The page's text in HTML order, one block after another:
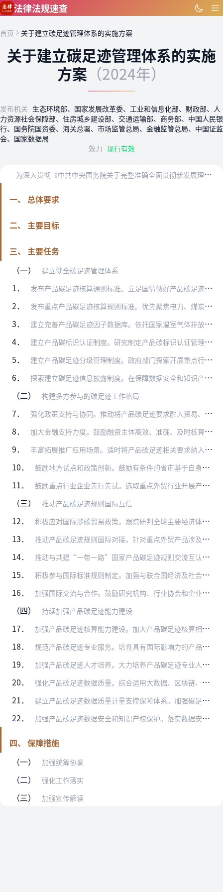
跳到主要内容
法律法规速查
首页 关于建立碳足迹管理体系的实施方案
关于建立碳足迹管理体系的实施
方案 （2024年）
发布机关 生态环境部、国家发展改革委、工业和信息化部、财政部、人
力资源社会保障部、住房城乡建设部、交通运输部、商务部、中国人民银
行、国务院国资委、海关总署、市场监管总局、金融监管总局、中国证监
会、国家数据局
效力 现行有效
为
深入贯彻《中共中央国务院关于完整准确全面贯彻新发展理念做好碳达峰碳中和工作的意见》、《中共中央国务院关于全面推进美丽中国建设的意见》，落实国务院《2030年前…
一、 总体要求
二、 主要目标
三、 主要任务
（一）
建立健全碳足迹管理体系
1． 发布产品碳足迹核算通则标准。立足国情做好产品碳足迹国际通用核算方法和标准本地化工作，编制发布国家产品碳足迹核算通则标准，明确产品碳足迹核算边界、核算方法、发布形…
2． 发布重点产品碳足迹核算规则标准。优先聚焦电力、煤炭、天然气、燃油、钢铁、电解铝、水泥、化肥、氢、石灰、玻璃、乙烯、合成氨、电石、甲醇、锂电池、新能源汽车、光伏和…
3． 建立完善产品碳足迹因子数据库。依托国家温室气体排放因子数据库，优先聚焦基础能源、大宗商品及原材料、半成品和交通运输等重点领域发布产品碳足迹因子，建立国家产品碳足…
4． 建立产品碳标识认证制度。研究制定产品碳标识认证管理办法，明确适用范围、标识式样、认证流程、管理要求等。研究制定产品碳足迹认证目录和实施规则。（市场监管总局牵头，…
5． 建立产品碳足迹分级管理制度。政府部门探索开展重点行业和细分领域的产品碳足迹分级评定和管理工作。鼓励企业参照相关标准和要求开展自身和供应链碳足迹评价，推动企业挖掘…
6． 探索建立碳足迹信息披露制度。在保障数据安全和知识产权前提下，分阶段、分步骤鼓励企业以环境气候信息披露、可持续（发展）信息披露或自愿性评价认证等方式发布产品碳足迹…
（二） 构建多方参与的碳足迹工作格局
7． 强化政策支持与协同。推动将产品碳足迹要求融入贸易、财政、金融和产业等政策，形成推广产品碳足迹的政策合力。鼓励将产品碳足迹纳入绿色低碳供应链和产品等评价指标，充分…
8． 加大金融支持力度。鼓励融资主体高效、准确、及时核算产品碳足迹，并在此基础上进一步核算融资项目碳排放，为绿色金融和转型金融服务提供必要信息。鼓励金融机构在依法合规…
9． 丰富拓展推广应用场景。适时将产品碳足迹相关要求纳入政府采购需求标准，鼓励政府和国有企业加大碳足迹较低产品的采购和推广应用力度。以电子产品、家用电器、装饰装修材料…
10． 鼓励地方试点和政策创新。鼓励有条件的省市基于自身实际开展产品碳足迹试点，探索政策支持工具创新，加大财政支持力度，支持公共采购、公众消费、绿色出行和碳普惠场景中优…
11． 鼓励重点行业企业先行先试。选取重点外贸行业开展产品碳足迹试点，鼓励重点行业企业建立产品碳足迹数字化管理系统，自愿报送产品碳足迹因子，指导行业企业开发产品碳足迹核…
（三） 推动产品碳足迹规则国际互信
12． 积极应对国际涉碳贸易政策。跟踪研判全球主要经济体涉碳贸易政策和国际产品碳足迹相关规则发展趋势，关注航运等重点行业碳减排政策及影响，聚焦外贸产品面临挑战和企业诉求…
13． 推动产品碳足迹规则国际对接。针对重点外贸产品涉及的原材料、半成品和成品，加快发布更新本地化产品碳足迹因子并推动国际认可，促进与主要贸易伙伴就重点产品碳足迹核算评…
14． 推动与共建“一带一路”国家产品碳足迹规则交流互认。加强与共建“一带一路”国家交流合作，共同推动适用于共建“一带一路”国家的产品碳足迹核算评价和认证标准研制。鼓励…
15． 积极参与国际标准规则制定。加强与联合国经济及社会理事会、国际标准组织、世界贸易组织等国际机构对话交流，积极参与国际产品碳足迹相关标准规则的制修订。指导行业协会、…
16． 加强国际交流与合作。鼓励研究机构、行业协会和企业加强产品碳足迹相关国际交流，在产品碳足迹因子数据库建设、标准制定和专业人才培养等方面开展合作，保障我国出口产品碳…
（四） 持续加强产品碳足迹能力建设
17． 加强产品碳足迹核算能力建设。加大产品碳足迹核算相关人员培训力度，鼓励有培训资质的机构面向企业开展专业化培训，提升从业人员专业能力水平，强化专业支撑保障。（各部门…
18． 规范产品碳足迹专业服务。培育具有国际影响力的产品碳足迹核算评价和认证机构，鼓励有能力的行业组织、企业在海外设立产品碳足迹服务机构。完善认证机构管理制度，对违法违…
19． 加强产品碳足迹人才培养。大力培养产品碳足迹专业人才，完善相关职业体系。鼓励普通高校和职业学校开设产品碳足迹相关课程，编制专业教材，搭建“政校企协”共建的人才培育…
20． 强化产品碳足迹数据质量。综合运用大数据、区块链、工业互联网标识解析等技术，提升数据监测、采集、存储、核算和校验的可靠性与即时性。推动产品碳足迹因子数据与全国碳排…
21． 建立产品碳足迹数据质量计量支撑保障体系。加强碳足迹智能计量器具的研制和应用。在碳足迹核算和碳足迹因子数据库建设中，优先选用具有计量溯源性的数据，指导开展碳足迹数…
22． 加强产品碳足迹数据安全和知识产权保护。落实数据安全法规制度，强化产品碳足迹数据流通监管，保障数据交换环境安全可靠，鼓励数字技术企业开展基于云端的安全服务，提升数…
四、 保障措施
（一）
加强统筹协调
（二） 强化工作落实
（三） 加强宣传解读